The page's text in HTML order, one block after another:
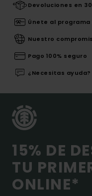
Devoluciones en
Únete al
Nuestro
Pago 100% seguro
¿Necesitas ayuda?
15% DE
TU
ONLINE*